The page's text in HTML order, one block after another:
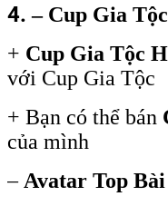
4.– Cup Gia
+ Cup Gia Tộc
với Cup Gia Tộc
+ Bạn có thể bán
của mình
– Avatar Top